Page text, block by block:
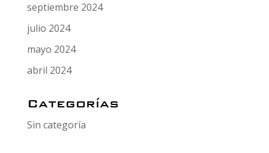
septiembre 2024
julio 2024
mayo 2024
abril 2024
Categorías
Sin categoría